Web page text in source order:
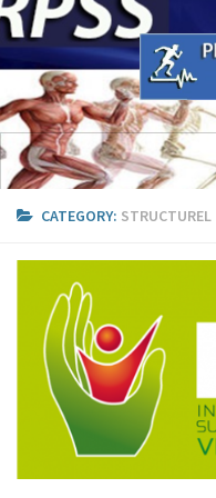
Accueil
Etude / Formation /
Parcours Professionnel
La Recherche
Sciences Physio
Appareillage &
Les Formations
CATEGORY: STRUCTUREL